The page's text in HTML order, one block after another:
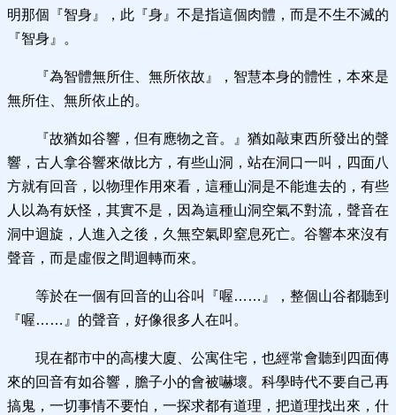
明那個『智身』，此『身』不是指這個肉體，而是不生不滅的
『智身』。
『為智體無所住、無所依故』，智慧本身的體性，本來是
無所住、無所依止的。
『故猶如谷響，但有應物之音。』猶如敲東西所發出的聲
響，古人拿谷響來做比方，有些山洞，站在洞口一叫，四面八
方就有回音，以物理作用來看，這種山洞是不能進去的，有些
人以為有妖怪，其實不是，因為這種山洞空氣不對流，聲音在
洞中迴旋，人進入之後，久無空氣即窒息死亡。谷響本來沒有
聲音，而是虛假之間迴轉而來。
等於在一個有回音的山谷叫『喔……』，整個山谷都聽到
『喔……』的聲音，好像很多人在叫。
現在都市中的高樓大廈、公寓住宅，也經常會聽到四面傳
來的回音有如谷響，膽子小的會被嚇壞。科學時代不要自己再
搞鬼，一切事情不要怕，一探求都有道理，把道理找出來，什